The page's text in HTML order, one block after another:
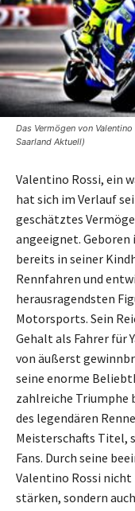
Das Vermögen von
Saarland Aktuell)
Valentino Rossi, ein
hat sich im Verlauf
geschätztes
angeeignet.
bereits in seiner
Rennfahren und
herausragendsten
Motorsports. Sein
Gehalt als Fahrer für
von äußerst
seine enorme
zahlreiche Triumphe
des legendären
Meisterschafts Titel,
Fans. Durch seine
Valentino Rossi nicht
stärken, sondern